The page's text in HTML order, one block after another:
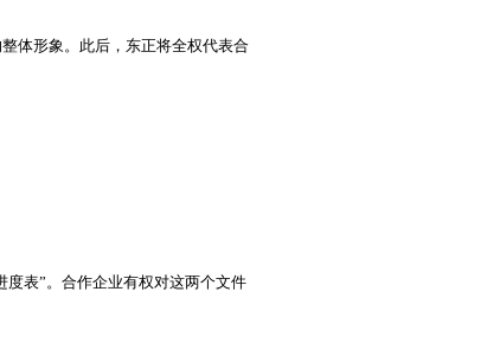
体形象。此后，东正将全权代表合
表”。合作企业有权对这两个文件